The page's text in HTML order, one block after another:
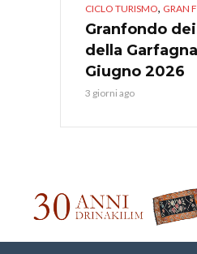
CICLO TURISMO, GRAN
Granfondo
della
Giugno 2026
3 giorni ago